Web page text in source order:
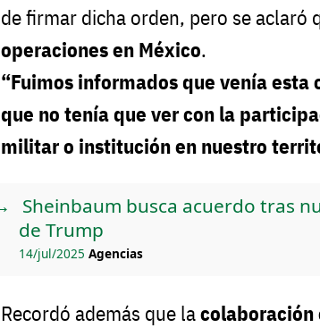
de firmar dicha orden, pero se aclaró
operaciones en México.
“Fuimos informados que venía esta
que no tenía que ver con la
militar o institución en nuestro
Sheinbaum busca acuerdo tras
de Trump
14/jul/2025 Agencias
Recordó además que lacolaboración